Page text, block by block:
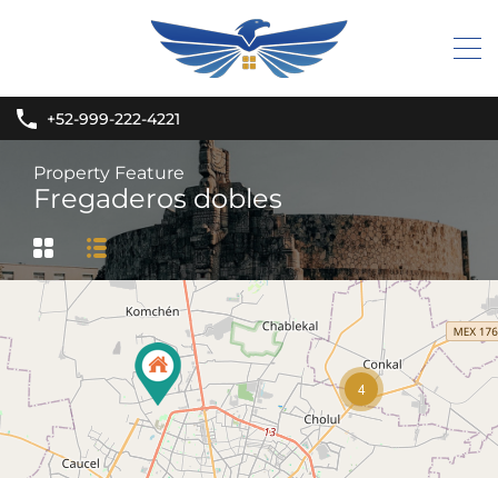
+52-999-222-4221
Property Feature
Fregaderos dobles
4